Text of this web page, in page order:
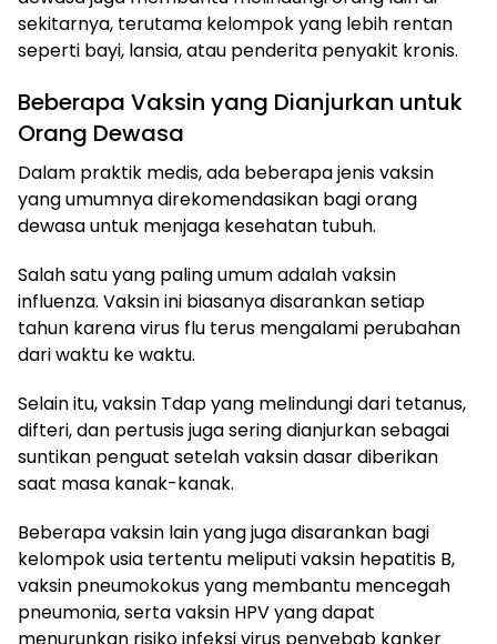
sekitarnya, terutama kelompok yang lebih rentan
seperti bayi, lansia, atau penderita penyakit kronis.
Beberapa Vaksin yang Dianjurkan untuk
Orang Dewasa
Dalam praktik medis, ada beberapa jenis vaksin
yang umumnya direkomendasikan bagi orang
dewasa untuk menjaga kesehatan tubuh.
Salah satu yang paling umum adalah vaksin
influenza. Vaksin ini biasanya disarankan setiap
tahun karena virus flu terus mengalami perubahan
dari waktu ke waktu.
Selain itu, vaksin Tdap yang melindungi dari tetanus,
difteri, dan pertusis juga sering dianjurkan sebagai
suntikan penguat setelah vaksin dasar diberikan
saat masa kanak-kanak.
Beberapa vaksin lain yang juga disarankan bagi
kelompok usia tertentu meliputi vaksin hepatitis B,
vaksin pneumokokus yang membantu mencegah
pneumonia, serta vaksin HPV yang dapat